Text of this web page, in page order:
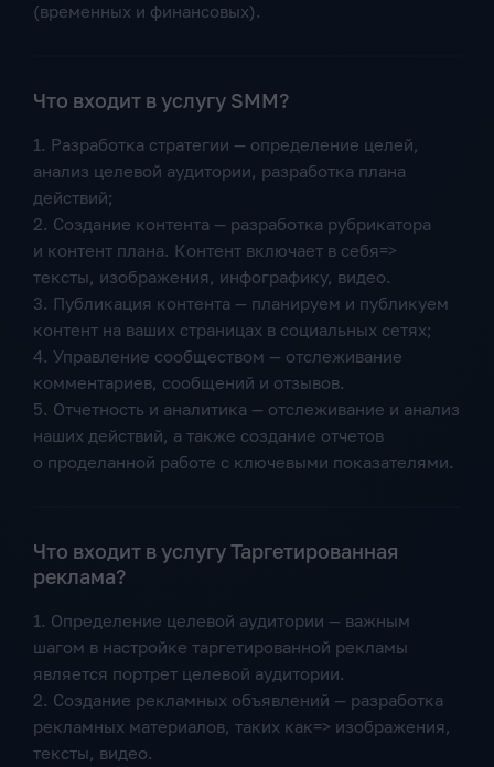
(временных и финансовых).
Что входит в услугу SMM?
1. Разработка стратегии — определение целей,
анализ целевой аудитории, разработка плана
действий;
2. Создание контента — разработка рубрикатора
и контент плана. Контент включает в себя=>
тексты, изображения, инфографику, видео.
3. Публикация контента — планируем и публикуем
контент на ваших страницах в социальных сетях;
4. Управление сообществом — отслеживание
комментариев, сообщений и отзывов.
5. Отчетность и аналитика — отслеживание и анализ
наших действий, а также создание отчетов
о проделанной работе с ключевыми показателями.
Что входит в услугу Таргетированная
реклама?
1. Определение целевой аудитории — важным
шагом в настройке таргетированной рекламы
является портрет целевой аудитории.
2. Создание рекламных объявлений — разработка
рекламных материалов, таких как=> изображения,
тексты, видео.